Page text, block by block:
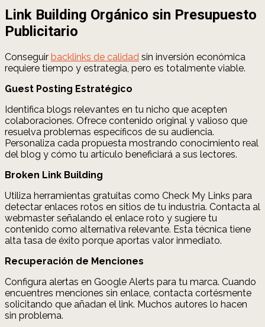
Link Building Orgánico sin Presupuesto
Publicitario
Conseguir backlinks de calidad sin inversión económica
requiere tiempo y estrategia, pero es totalmente viable.
Guest Posting Estratégico
Identifica blogs relevantes en tu nicho que acepten
colaboraciones. Ofrece contenido original y valioso que
resuelva problemas específicos de su audiencia.
Personaliza cada propuesta mostrando conocimiento real
del blog y cómo tu artículo beneficiará a sus lectores.
Broken Link Building
Utiliza herramientas gratuitas como Check My Links para
detectar enlaces rotos en sitios de tu industria. Contacta al
webmaster señalando el enlace roto y sugiere tu
contenido como alternativa relevante. Esta técnica tiene
alta tasa de éxito porque aportas valor inmediato.
Recuperación de Menciones
Configura alertas en Google Alerts para tu marca. Cuando
encuentres menciones sin enlace, contacta cortésmente
solicitando que añadan el link. Muchos autores lo hacen
sin problema.